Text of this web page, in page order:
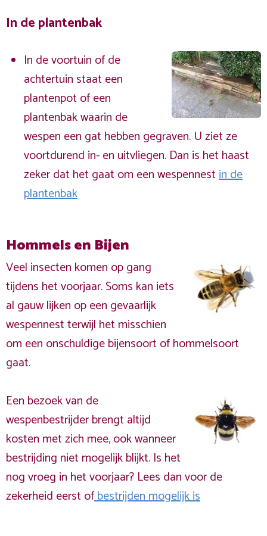
In de plantenbak
In de voortuin of de
achtertuin staat een
plantenpot of een
plantenbak waarin de
wespen een gat hebben gegraven. U ziet ze
voortdurend in- en uitvliegen. Dan is het haast
zeker dat het gaat om een wespennestin de
plantenbak
Hommels en Bijen
Veel insecten komen op gang
tijdens het voorjaar. Soms kan iets
al gauw lijken op een gevaarlijk
wespennest terwijl het misschien
om een onschuldige bijensoort of hommelsoort
gaat.
Een bezoek van de
wespenbestrijder brengt altijd
kosten met zich mee, ook wanneer
bestrijding niet mogelijk blijkt. Is het
nog vroeg in het voorjaar? Lees dan voor de
zekerheid eerst ofbestrijden mogelijk is